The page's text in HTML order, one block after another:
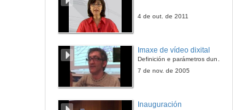
4 de out. de 2011
Imaxe de vídeo dixital
Definición e parámetros dunha imaxe dixital. Resolución e Aspecto. Profundidade da cor. Compresión. Frame por segundo. Entrelazado. Campos, cadros
7 de nov. de 2005
Inauguración